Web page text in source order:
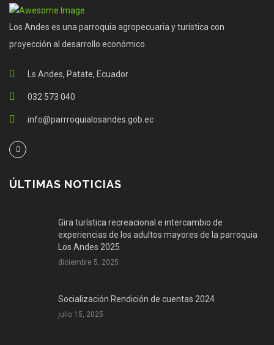
Los Andes es una parroquia agropecuaria y turística con
proyección al desarrollo económico.
Ls Andes, Patate, Ecuador
032 573 040
info@parrroquialosandes.gob.ec
ÚLTIMAS NOTICIAS
Gira turística recreacional e intercambio de
experiencias de los adultos mayores de la parroquia
Los Andes 2025
diciembre 5, 2025
Socialización Rendición de cuentas 2024
julio 15, 2025